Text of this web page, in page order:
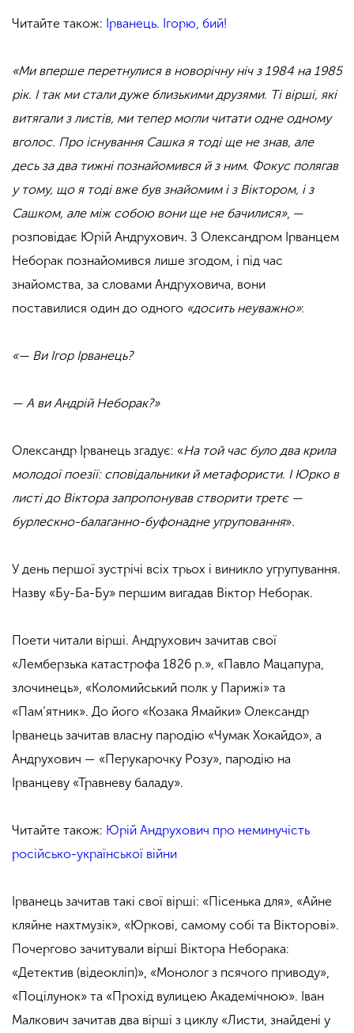
Читайте також: Ірванець. Ігорю, бий!
«Ми вперше перетнулися в новорічну ніч з 1984 на 1985
рік. І так ми стали дуже близькими друзями. Ті вірші, які
витягали з листів, ми тепер могли читати одне одному
вголос. Про існування Сашка я тоді ще не знав, але
десь за два тижні познайомився й з ним. Фокус полягав
у тому, що я тоді вже був знайомим і з Віктором, і з
Сашком, але між собою вони ще не бачилися», —
розповідає Юрій Андрухович. З Олександром Ірванцем
Неборак познайомився лише згодом, і під час
знайомства, за словами Андруховича, вони
поставилися один до одного «досить неуважно»:
«— Ви Ігор Ірванець?
— А ви Андрій Неборак?»
Олександр Ірванець згадує: «На той час було два крила
молодої поезії: сповідальники й метафористи. І Юрко в
листі до Віктора запропонував створити третє —
бурлескно-балаганно-буфонадне угруповання».
У день першої зустрічі всіх трьох і виникло угрупування.
Назву «Бу-Ба-Бу» першим вигадав Віктор Неборак.
Поети читали вірші. Андрухович зачитав свої
«Лемберзька катастрофа 1826 р.», «Павло Мацапура,
злочинець», «Коломийський полк у Парижі» та
«Пам’ятник». До його «Козака Ямайки» Олександр
Ірванець зачитав власну пародію «Чумак Хокайдо», а
Андрухович — «Перукарочку Розу», пародію на
Ірванцеву «Травневу баладу».
Читайте також: Юрій Андрухович про неминучість
російсько-української війни
Ірванець зачитав такі свої вірші: «Пісенька для», «Айне
кляйне нахтмузік», «Юркові, самому собі та Вікторові».
Почергово зачитували вірші Віктора Неборака:
«Детектив (відеокліп)», «Монолог з псячого приводу»,
«Поцілунок» та «Прохід вулицею Академічною». Іван
Малкович зачитав два вірші з циклу «Листи, знайдені у